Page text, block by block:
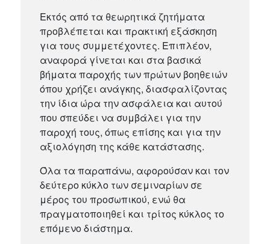
Εκτός από τα θεωρητικά ζητήματα
προβλέπεται και πρακτική εξάσκηση
για τους συμμετέχοντες. Επιπλέον,
αναφορά γίνεται και στα βασικά
βήματα παροχής των πρώτων βοηθειών
όπου χρήζει ανάγκης, διασφαλίζοντας
την ίδια ώρα την ασφάλεια και αυτού
που σπεύδει να συμβάλει για την
παροχή τους, όπως επίσης και για την
αξιολόγηση της κάθε κατάστασης.
Όλα τα παραπάνω, αφορούσαν και τον
δεύτερο κύκλο των σεμιναρίων σε
μέρος του προσωπικού, ενώ θα
πραγματοποιηθεί και τρίτος κύκλος το
επόμενο διάστημα.